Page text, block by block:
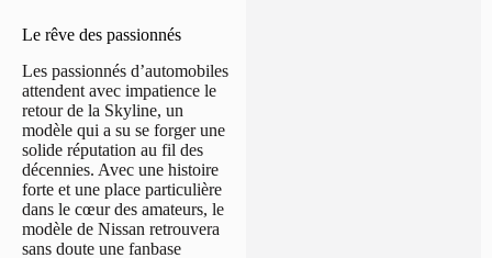
Le rêve des passionnés
Les passionnés d’automobiles
attendent avec impatience le
retour de la Skyline, un
modèle qui a su se forger une
solide réputation au fil des
décennies. Avec une histoire
forte et une place particulière
dans le cœur des amateurs, le
modèle de Nissan retrouvera
sans doute une fanbase